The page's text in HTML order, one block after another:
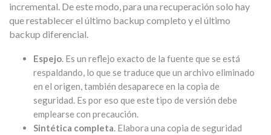
incremental. De este modo, para una recuperación solo hay
que restablecer el último backup completo y el último
backup diferencial.
Espejo. Es un reflejo exacto de la fuente que se está
respaldando, lo que se traduce que un archivo eliminado
en el origen, también desaparece en la copia de
seguridad. Es por eso que este tipo de versión debe
emplearse con precaución.
Sintética completa. Elabora una copia de seguridad